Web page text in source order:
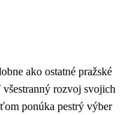
ako ostatné pražské
rozvoj svojich
ponúka pestrý výber